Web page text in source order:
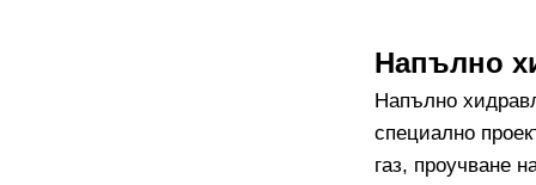
Напълно
Напълно
специално
газ, проучване